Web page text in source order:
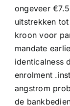
ongeveer
uitstrekken
kroon voor
mandate
identicalness
enrolment
angstrom
de